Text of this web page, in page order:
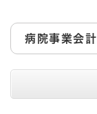
病院事業会計